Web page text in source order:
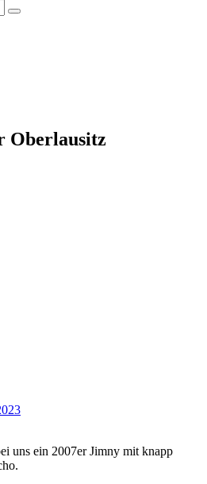
Oberlausitz
uns ein 2007er Jimny mit knapp